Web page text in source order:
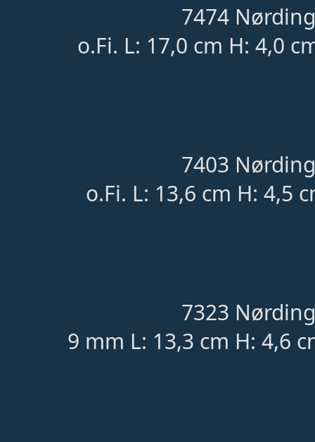
7474
o.Fi. L: 17,0 cm H: 4,0
7403
o.Fi. L: 13,6 cm H: 4,5
7323
9 mm L: 13,3 cm H: 4,6